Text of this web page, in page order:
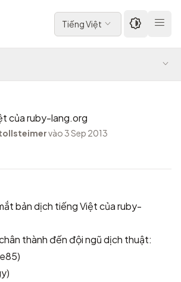
Tiếng Việt
của ruby-lang.org
vào 3 Sep 2013
bản dịch tiếng Việt của ruby-
thành đến đội ngũ dịch thuật: